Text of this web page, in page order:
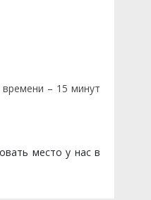
– 15 минут
место у нас в